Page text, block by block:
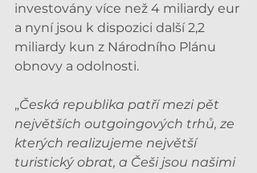
investovány více než 4 miliardy eur
a nyní jsou k dispozici další 2,2
miliardy kun z Národního Plánu
obnovy a odolnosti.
„Česká republika patří mezi pět
největších outgoingových trhů, ze
kterých realizujeme největší
turistický obrat, a Češi jsou našimi